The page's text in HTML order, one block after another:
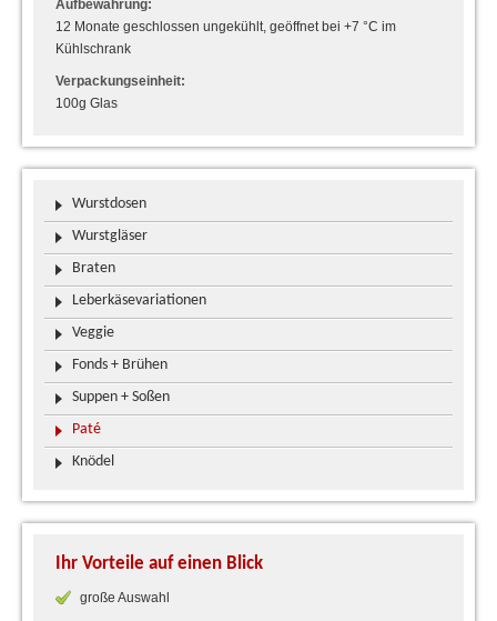
Aufbewahrung:
12 Monate geschlossen ungekühlt, geöffnet bei +7 °C im
Kühlschrank
Verpackungseinheit:
100g Glas
Wurstdosen
Wurstgläser
Braten
Leberkäsevariationen
Veggie
Fonds + Brühen
Suppen + Soßen
Paté
Knödel
Ihr Vorteile auf einen Blick
große Auswahl